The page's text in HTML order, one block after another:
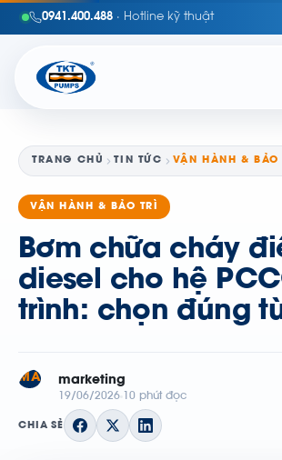
0941.400.488 · Hotline kỹ thuật
TRANG CHỦ TIN TỨC VẬN HÀNH & BẢO
VẬN HÀNH & BẢO TRÌ
Bơm chữa cháy
diesel cho hệ
trình: chọn đúng
MA marketing
19/06/2026 10 phút đọc
CHIA SẺ